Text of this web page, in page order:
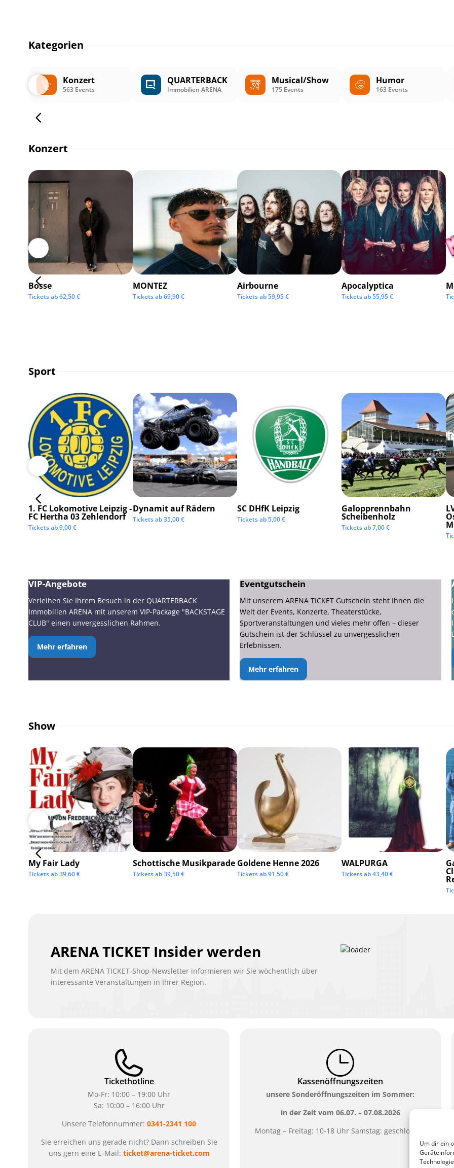
Um dir ein
Kategorien
Konzert
563 Events
QUARTERBACK
Immobilien ARENA
Musical/Show
175 Events
Humor
163 Events
Konzert
Bosse
Tickets ab62,50€
MONTEZ
Tickets ab69,90€
Airbourne
Tickets ab59,95€
Apocalyptica
Tickets ab55,95€
Sport
1. FC Lokomotive Leipzig -
FC Hertha 03 Zehlendorf
Tickets ab9,00€
Dynamit auf Rädern
Tickets ab35,00€
SC DHfK Leipzig
Tickets ab5,00€
Galopprennbahn
Scheibenholz
Tickets ab7,00€
VIP-Angebote
Verleihen Sie Ihrem Besuch in der QUARTERBACK
Immobilien ARENA mit unserem VIP-Package "BACKSTAGE
CLUB" einen unvergesslichen Rahmen.
Mehr erfahren
Eventgutschein
Mit unserem ARENA TICKET Gutschein steht Ihnen die
Welt der Events, Konzerte, Theaterstücke,
Sportveranstaltungen und vieles mehr offen – dieser
Gutschein ist der Schlüssel zu unvergesslichen
Erlebnissen.
Mehr erfahren
Show
My Fair Lady
Tickets ab39,60€
Schottische Musikparade
Tickets ab39,50€
Goldene Henne 2026
Tickets ab91,50€
WALPURGA
Tickets ab43,40€
ARENA TICKET Insider werden
Mit dem ARENA TICKET-Shop-Newsletter informieren wir Sie wöchentlich über
interessante Veranstaltungen in Ihrer Region.
Tickethotline
Mo-Fr: 10:00 – 19:00 Uhr
Sa: 10:00 – 16:00 Uhr
Unsere Telefonnummer:0341-2341 100
Sie erreichen uns gerade nicht? Dann schreiben Sie
uns gern eine E-Mail: ticket@arena-ticket.com
Kassenöffnungszeiten
unsere Sonderöffnungszeiten im Sommer:
in der Zeit vom 06.07. – 07.08.2026
Montag – Freitag: 10-18 Uhr Samstag: geschlossen